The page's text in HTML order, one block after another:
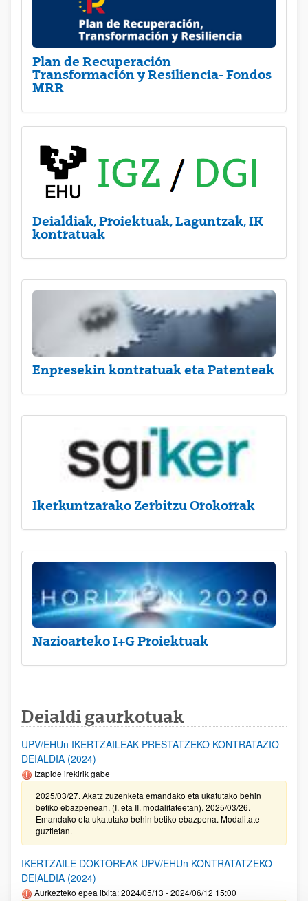
Plan de Recuperación
Transformación y Resiliencia- Fondos
MRR
Deialdiak, Proiektuak, Laguntzak, IK
kontratuak
Enpresekin kontratuak eta Patenteak
Ikerkuntzarako Zerbitzu Orokorrak
Nazioarteko I+G Proiektuak
Deialdi gaurkotuak
UPV/EHUn IKERTZAILEAK PRESTATZEKO KONTRATAZIO
DEIALDIA (2024)
Izapide irekirik gabe
2025/03/27. Akatz zuzenketa emandako eta ukatutako behin
betiko ebazpenean. (I. eta II. modalitateetan). 2025/03/26.
Emandako eta ukatutako behin betiko ebazpena. Modalitate
guztietan.
IKERTZAILE DOKTOREAK UPV/EHUn KONTRATATZEKO
DEIALDIA (2024)
Aurkezteko epea itxita: 2024/05/13 - 2024/06/12 15:00